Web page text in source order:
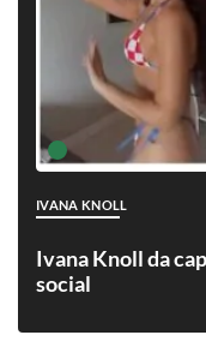
IVANA KNOLL
Ivana Knoll da
social